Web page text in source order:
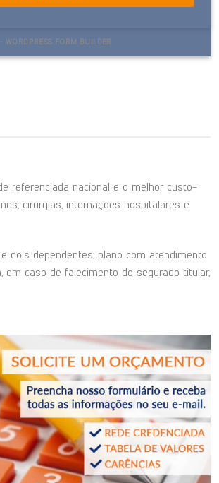
WORDPRESS FORM BUILDER
referenciada nacional e o melhor custo-
cirurgias, internações hospitalares e
dois dependentes, plano com atendimento
em caso de falecimento do segurado titular,